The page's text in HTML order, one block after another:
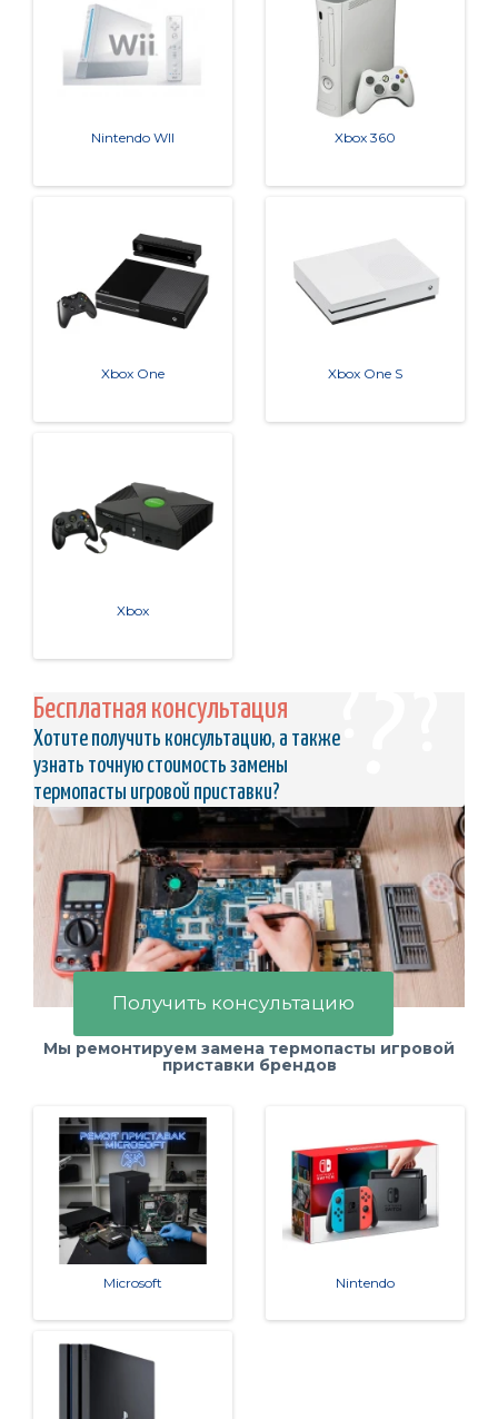
Nintendo WII Xbox 360
Xbox One Xbox One S
Xbox
Бесплатная консультация
Хотите получить консультацию, а также
узнать точную стоимость замены
термопасты игровой приставки?
Получить консультацию
Мы ремонтируем замена термопасты игровой
приставки брендов
Microsoft Nintendo